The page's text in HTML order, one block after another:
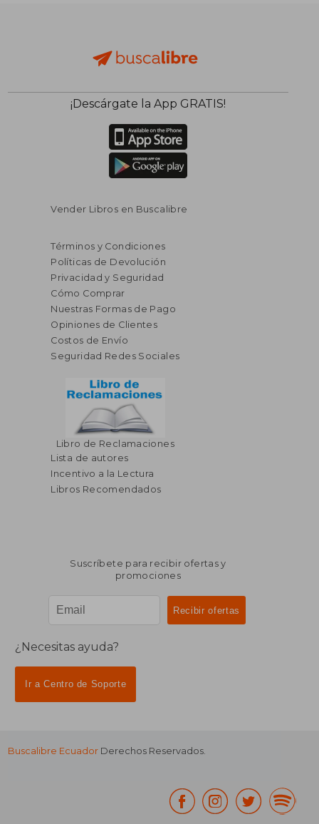
¡Descárgate la App GRATIS!
Vender Libros en Buscalibre
Términos y Condiciones
Políticas de Devolución
Privacidad y Seguridad
Cómo Comprar
Nuestras Formas de Pago
Opiniones de Clientes
Costos de Envío
Seguridad Redes Sociales
Libro de Reclamaciones
Lista de autores
Incentivo a la Lectura
Libros Recomendados
Suscríbete para recibir ofertas y
promociones
¿Necesitas ayuda?
Ir a Centro de Soporte
Buscalibre Ecuador Derechos Reservados.